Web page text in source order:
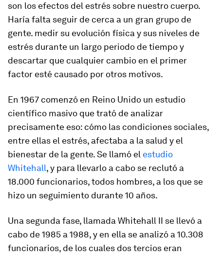
son los efectos del estrés sobre nuestro cuerpo.
Haría falta seguir de cerca a un gran grupo de
gente. medir su evolución física y sus niveles de
estrés durante un largo periodo de tiempo y
descartar que cualquier cambio en el primer
factor esté causado por otros motivos.
En 1967 comenzó en Reino Unido un estudio
científico masivo que trató de analizar
precisamente eso: cómo las condiciones sociales,
entre ellas el estrés, afectaba a la salud y el
bienestar de la gente. Se llamó el estudio
Whitehall, y para llevarlo a cabo se reclutó a
18.000 funcionarios, todos hombres, a los que se
hizo un seguimiento durante 10 años.
Una segunda fase, llamada Whitehall II se llevó a
cabo de 1985 a 1988, y en ella se analizó a 10.308
funcionarios, de los cuales dos tercios eran